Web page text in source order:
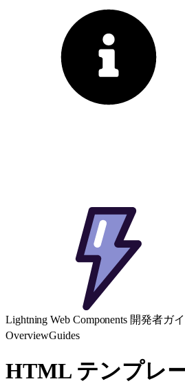
Lightning Web Components 開発者ガ
OverviewGuides
HTML テンプレ